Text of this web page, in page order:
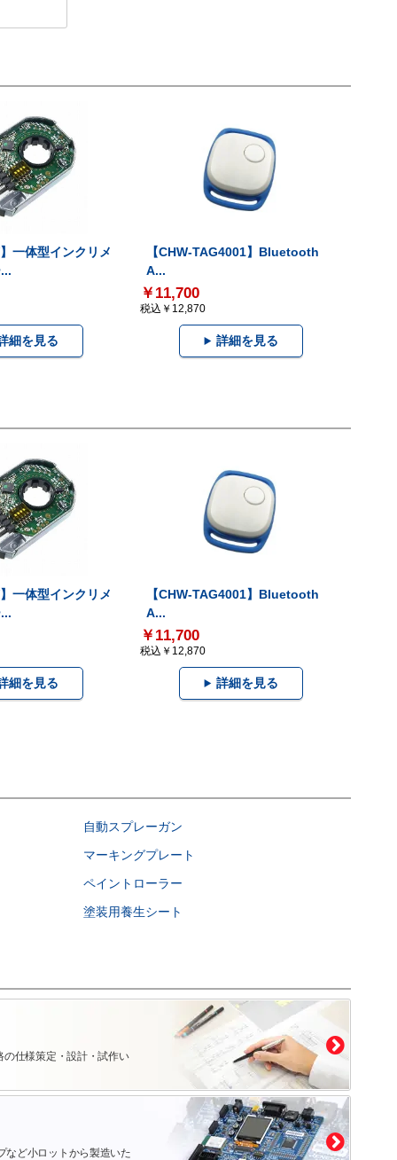
一体型インクリメ
細を見る
【CHW-TAG4001】Bluetooth
A...
￥11,700
税込￥12,870
詳細を見る
一体型インクリメ
細を見る
【CHW-TAG4001】Bluetooth
A...
￥11,700
税込￥12,870
詳細を見る
自動スプレーガン
マーキングプレート
ペイントローラー
塗装用養生シート
仕様策定・設計・試作い
など小ロットから製造いた